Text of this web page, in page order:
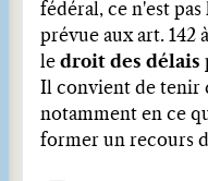
fédéral, ce n'est
prévue aux art. 142
le droit des délais
Il convient de tenir
notamment en ce
former un recours